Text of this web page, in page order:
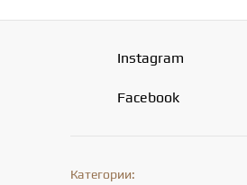
Instagram
Facebook
Категории: